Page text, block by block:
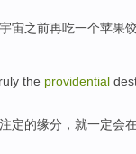
宇宙之前再吃一个苹果
the providential
注定的缘分， 就一定会